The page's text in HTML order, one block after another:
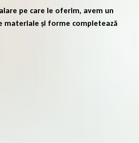
pe care le oferim, avem un
materiale și forme completează